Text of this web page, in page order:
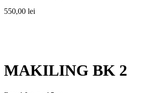
550,00 lei
MAKILING BK 2